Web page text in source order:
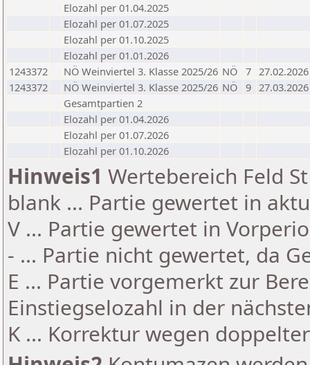
Elozahl per 01.04.2025
Elozahl per 01.07.2025
Elozahl per 01.10.2025
Elozahl per 01.01.2026
1243372
NÖ Weinviertel 3. Klasse 2025/26 NÖ 7 27.02.2026
1243372
NÖ Weinviertel 3. Klasse 2025/26 NÖ 9 27.03.2026
Gesamtpartien 2
Elozahl per 01.04.2026
Elozahl per 01.07.2026
Elozahl per 01.10.2026
Hinweis1 Wertebereich Feld
blank ... Partie gewertet in
V ... Partie gewertet in
- ... Partie nicht gewertet, da
E ... Partie vorgemerkt zur
Einstiegselozahl in der
K ... Korrektur wegen